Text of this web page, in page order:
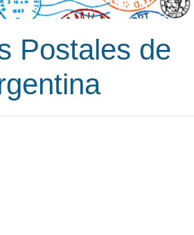
Postales de